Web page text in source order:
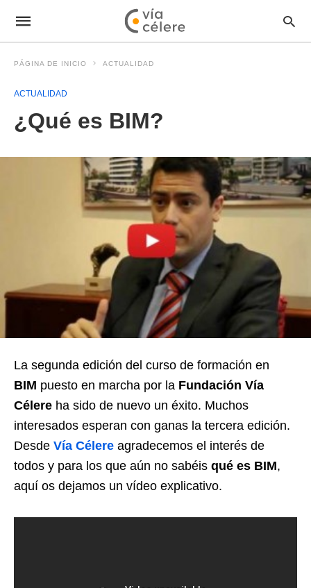
PÁGINA DE INICIO ACTUALIDAD
ACTUALIDAD
¿Qué es BIM?
La segunda edición del curso de formación en
BIM puesto en marcha por la Fundación Vía
Célere ha sido de nuevo un éxito. Muchos
interesados esperan con ganas la tercera edición.
Desde Vía Célere agradecemos el interés de
todos y para los que aún no sabéis qué es BIM,
aquí os dejamos un vídeo explicativo.